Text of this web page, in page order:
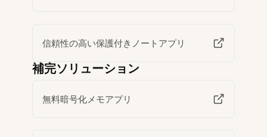
信頼性の高い保護付きノートアプリ
補完ソリューション
無料暗号化メモアプリ